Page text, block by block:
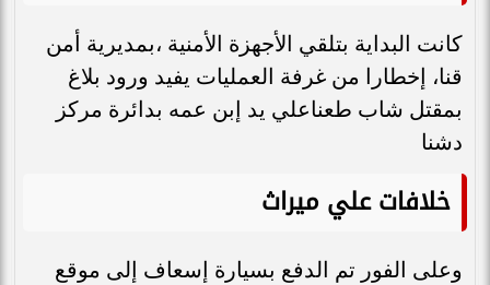
كانت البداية بتلقي الأجهزة الأمنية ،بمديرية أمن
قنا، إخطارا من غرفة العمليات يفيد ورود بلاغ
بمقتل شاب طعناعلي يد إبن عمه بدائرة مركز
دشنا
خلافات علي ميراث
وعلى الفور تم الدفع بسيارة إسعاف إلى موقع